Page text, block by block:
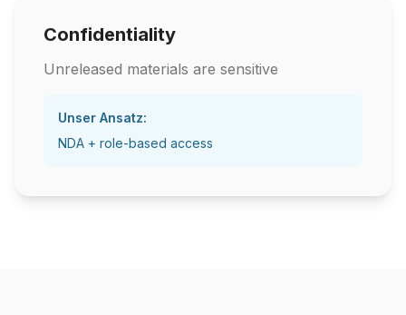
Confidentiality
Unreleased materials are sensitive
Unser Ansatz:
NDA + role-based access